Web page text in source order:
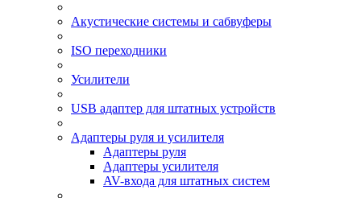
Акустические системы и сабвуферы
ISO переходники
Усилители
USB адаптер для штатных устройств
Адаптеры руля и усилителя
Адаптеры руля
Адаптеры усилителя
AV-входа для штатных систем